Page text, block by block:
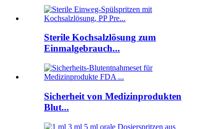
Sterile Kochsalzlösung zum
Einmalgebrauch...
Sicherheit von Medizinprodukten
Blut...